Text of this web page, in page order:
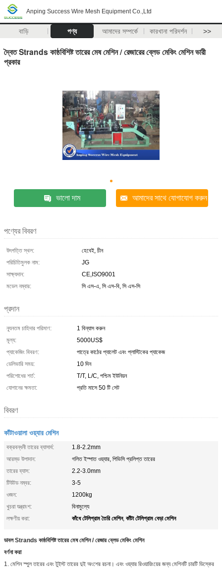
Anping Success Wire Mesh Equipment Co.,Ltd
বাড়ি পণ্য আমাদের সম্পর্কে কারখানা পরিদর্শন >>
দ্বৈত Strands কাষ্ঠবিশিষ্ট তারের মেষ মেশিন / রেজারের ব্লেড মেকিং মেশিন ভারী
প্রকার
ভালো দাম আমাদের সাথে যোগাযোগ করুন
পণ্যের বিবরণ
উৎপত্তি স্থল:
হেবেই, চীন
পরিচিতিমুলক নাম:
JG
সাক্ষ্যদান:
CE,ISO9001
মডেল নম্বার:
সি এস-এ, সি এস-বি, সি এস-সি
প্রদান
ন্যূনতম চাহিদার পরিমাণ:
1 বিন্যাস করুন
মূল্য:
5000US$
প্যাকেজিং বিবরণ:
পাত্রে কাঠের প্যালেট এবং প্লাস্টিকের প্যাকেজ
ডেলিভারি সময়:
10 দিন
পরিশোধের শর্ত:
T/T, L/C, পশ্চিম ইউনিয়ন
যোগানের ক্ষমতা:
প্রতি মাসে 50 টি সেট
বিবরণ
কাঁটাওয়ালা ওয়্যার মেশিন
বক্রবন্ধনী তারের ব্যাসার্ধ:
1.8-2.2mm
আরম্ভ উপাদান:
গলিত ইস্পাত ওয়্যার, পিভিসি প্রলিপ্ত তারের
তারের ব্যাস:
2.2-3.0mm
টিউটড নম্বর:
3-5
ওজন:
1200kg
খুচরা যন্ত্রাংশ:
বিনামুল্যে
লক্ষণীয় করা:
কাঁধে টেলিগ্রাম তৈরি মেশিন, কাঁটা টেলিগ্রাম বেড়া মেশিন
ডাবল Strands কাষ্ঠবিশিষ্ট তারের মেষ মেশিন / রেজার ব্লেড মেকিং মেশিন
বর্ণনা করা
1. মেশিন স্পুল তারের এবং টুইস্ট তারের দুই অংশের রচনা। এবং ওয়্যার রিওয়ায়িংয়ের জন্য মেশিনটি চারটি ডিস্কের